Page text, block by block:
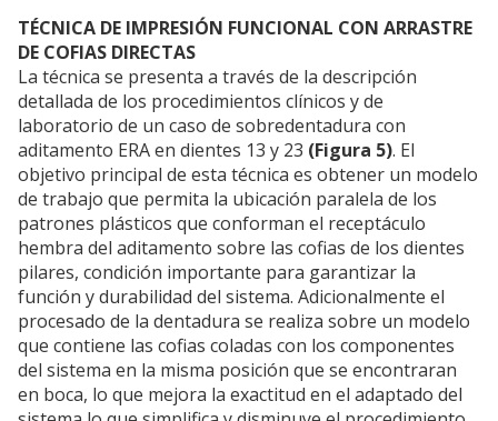
TÉCNICA DE IMPRESIÓN FUNCIONAL CON ARRASTRE
DE COFIAS DIRECTAS
La técnica se presenta a través de la descripción
detallada de los procedimientos clínicos y de
laboratorio de un caso de sobredentadura con
aditamento ERA en dientes 13 y 23 (Figura 5). El
objetivo principal de esta técnica es obtener un modelo
de trabajo que permita la ubicación paralela de los
patrones plásticos que conforman el receptáculo
hembra del aditamento sobre las cofias de los dientes
pilares, condición importante para garantizar la
función y durabilidad del sistema. Adicionalmente el
procesado de la dentadura se realiza sobre un modelo
que contiene las cofias coladas con los componentes
del sistema en la misma posición que se encontraran
en boca, lo que mejora la exactitud en el adaptado del